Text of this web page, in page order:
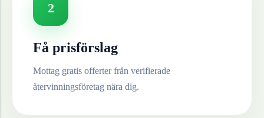
2
Få prisförslag
Mottag gratis offerter från verifierade
återvinningsföretag nära dig.